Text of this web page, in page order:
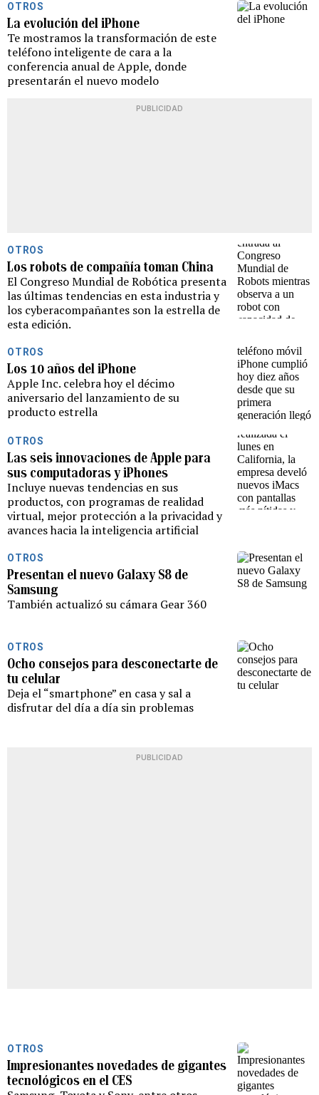
OTROS
La evolución del iPhone
Te mostramos la transformación de este
teléfono inteligente de cara a la
conferencia anual de Apple, donde
presentarán el nuevo modelo
PUBLICIDAD
OTROS
Los robots de compañía toman China
El Congreso Mundial de Robótica presenta
las últimas tendencias en esta industria y
los cyberacompañantes son la estrella de
esta edición.
OTROS
Los 10 años del iPhone
Apple Inc. celebra hoy el décimo
aniversario del lanzamiento de su
producto estrella
OTROS
Las seis innovaciones de Apple para
sus computadoras y iPhones
Incluye nuevas tendencias en sus
productos, con programas de realidad
virtual, mejor protección a la privacidad y
avances hacia la inteligencia artificial
OTROS
Presentan el nuevo Galaxy S8 de
Samsung
También actualizó su cámara Gear 360
OTROS
Ocho consejos para desconectarte de
tu celular
Deja el “smartphone” en casa y sal a
disfrutar del día a día sin problemas
PUBLICIDAD
OTROS
Impresionantes novedades de gigantes
tecnológicos en el CES